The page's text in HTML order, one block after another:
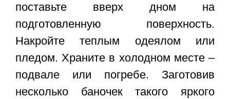
поставьте вверх дном на
подготовленную поверхность.
Накройте теплым одеялом или
пледом. Храните в холодном месте –
подвале или погребе. Заготовив
несколько баночек такого яркого